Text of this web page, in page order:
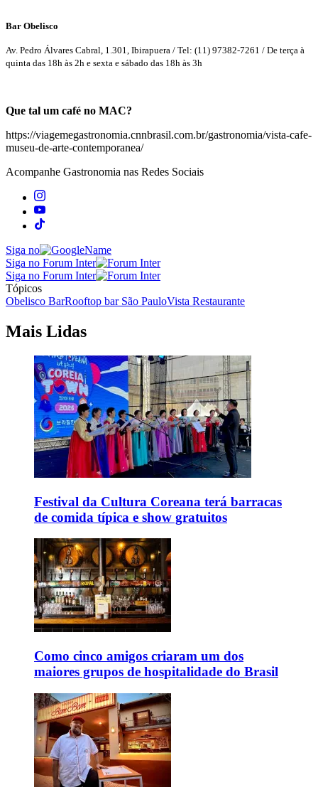
Bar Obelisco
Av. Pedro Álvares Cabral, 1.301, Ibirapuera / Tel: (11) 97382-7261 / De terça à
quinta das 18h às 2h e sexta e sábado das 18h às 3h
Que tal um café no MAC?
https://viagemegastronomia.cnnbrasil.com.br/gastronomia/vista-cafe-
museu-de-arte-contemporanea/
Acompanhe Gastronomia nas Redes Sociais
Siga no
Siga no Forum Inter
Siga no Forum Inter
Tópicos
Obelisco BarRooftop bar São PauloVista Restaurante
Mais Lidas
Festival da Cultura Coreana terá barracas
de comida típica e show gratuitos
Como cinco amigos criaram um dos
maiores grupos de hospitalidade do Brasil